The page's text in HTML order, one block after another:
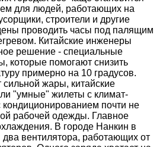
для людей, работающих на
строители и другие
проводить часы под палящим
Китайские инженеры
решение - специальные
которые помогают снизить
примерно на 10 градусов.
сильной жары, китайские
"умные" жилеты с климат-
почти не
рабочей одежды. Главное
В городе Нанкин в
вентилятора, работающих от